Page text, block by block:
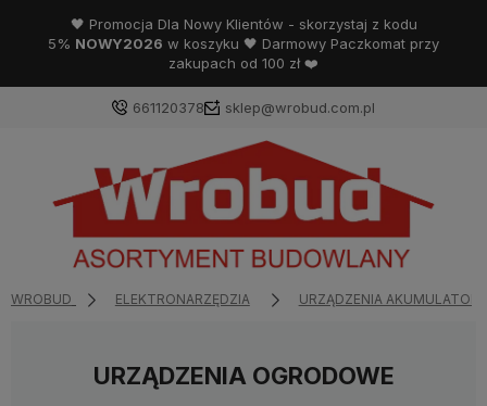
🖤 Promocja Dla Nowy Klientów - skorzystaj z kodu
5% NOWY2026 w koszyku 🖤 Darmowy Paczkomat przy
zakupach od 100 zł ❤️
661120378 sklep@wrobud.com.pl
WROBUD ELEKTRONARZĘDZIA URZĄDZENIA
URZĄDZENIA OGRODOWE